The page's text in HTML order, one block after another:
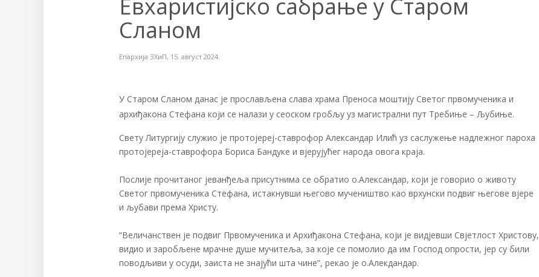
Евхаристијско сабрање у Старом
Сланом
Епархија ЗХиП, 15. август 2024.
У Старом Сланом данас је прослављена слава храма Преноса моштију Светог првомученика и
архиђакона Стефана који се налази у сеоском гробљу уз магистрални пут Требиње – Љубиње.
Свету Литургију служио је протојереј-ставрофор Александар Илић уз саслужење надлежног пароха
протојереја-ставрофора Бориса Бандуке и вјерујућег народа овога краја.
Послије прочитаног јеванђеља присутнима се обратио о.Александар, који је говорио о животу
Светог првомученика Стефана, истакнувши његово мучеништво као врхунски подвиг његове вјере
и љубави према Христу.
“Величанствен је подвиг Првомученика и Архиђакона Стефана, који је видјевши Свјетлост Христову,
видио и заробљене мрачне душе мучитеља, за које се помолио да им Господ опрости, јер су били
поводљиви у осуди, заиста не знајући шта чине”, рекао је о.Алекдандар.